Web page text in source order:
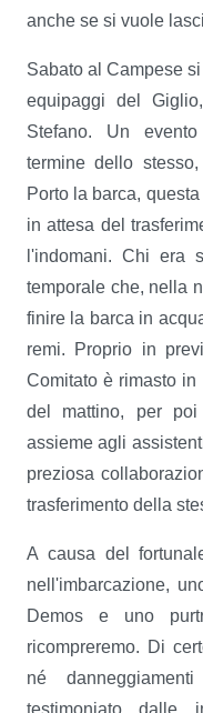
anche se si vuole
Sabato al Campese
equipaggi del
Stefano. Un
termine dello
Porto la barca,
in attesa del
l'indomani. Chi era
temporale che, nella
finire la barca in
remi. Proprio in
Comitato è rimasto
del mattino, per
assieme agli
preziosa
trasferimento della
A causa del
nell'imbarcazione,
Demos e uno
ricompreremo. Di
né
testimoniato dalle